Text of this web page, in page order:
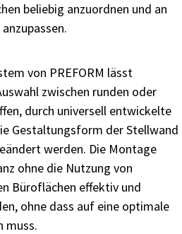
beliebig anzuordnen und an
von PREFORM lässt
zwischen runden oder
durch universell entwickelte
Gestaltungsform der Stellwand
werden. Die Montage
ohne die Nutzung von
Büroflächen effektiv und
ohne dass auf eine optimale
muss.